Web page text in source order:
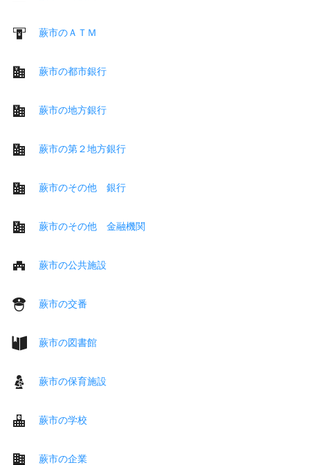
蕨市のＡＴＭ
蕨市の都市銀行
蕨市の地方銀行
蕨市の第２地方銀行
蕨市のその他 銀行
蕨市のその他 金融機関
蕨市の公共施設
蕨市の交番
蕨市の図書館
蕨市の保育施設
蕨市の学校
蕨市の企業